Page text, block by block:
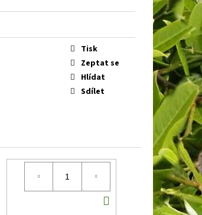
Tisk
Zeptat se
Hlídat
Sdílet